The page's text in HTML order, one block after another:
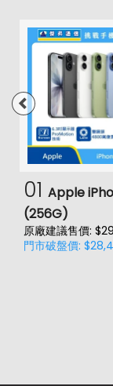
01 Apple
(256G)
原廠建議售價:
門市破盤價: